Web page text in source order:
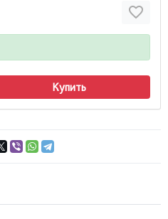
Купить